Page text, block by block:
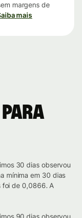
margens de
mais
para
30 dias observou
mínima em 30 dias
foi de 0,0866. A